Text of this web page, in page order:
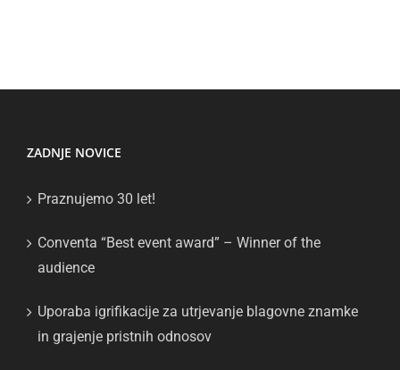
ZADNJE NOVICE
Praznujemo 30 let!
Conventa “Best event award” – Winner of the
audience
Uporaba igrifikacije za utrjevanje blagovne znamke
in grajenje pristnih odnosov